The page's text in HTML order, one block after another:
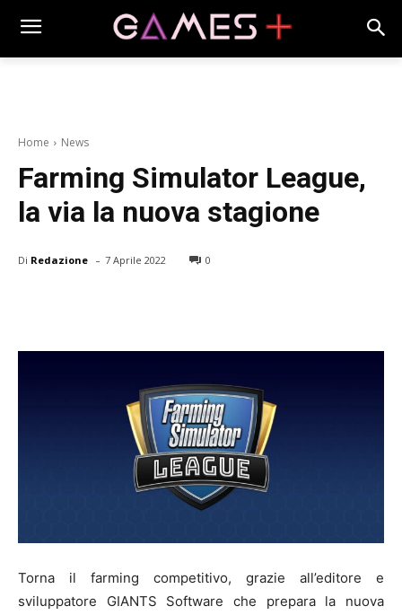
Home News
Farming Simulator League,
la via la nuova stagione
Di Redazione - 7 Aprile 2022 0
Torna il farming competitivo, grazie all’editore e
sviluppatore GIANTS Software che prepara la nuova